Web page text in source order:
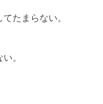
たまらない。
。